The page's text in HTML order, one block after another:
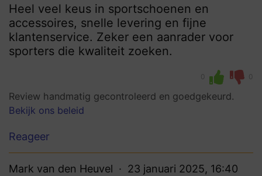
Heel veel keus in sportschoenen en
accessoires, snelle levering en fijne
klantenservice. Zeker een aanrader voor
sporters die kwaliteit zoeken.
0 0
Review handmatig gecontroleerd en goedgekeurd.
Bekijk ons beleid
Reageer
Mark van den Heuvel 23 januari 2025, 16:40